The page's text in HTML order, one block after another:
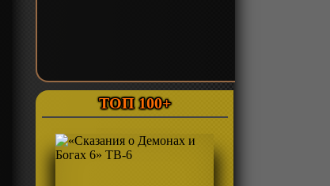
ТОП 100+